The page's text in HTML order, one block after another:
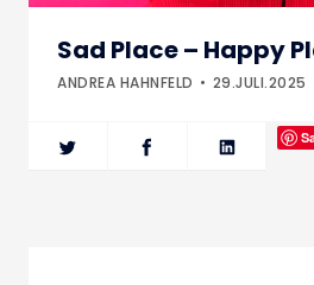
Sad Place – Happy
ANDREA HAHNFELD 29.JULI.2025